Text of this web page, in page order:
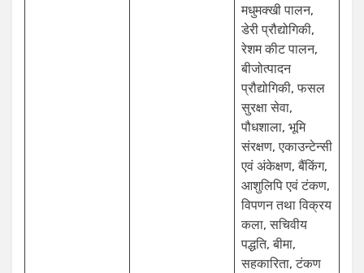
मधुमक्खी पालन,
डेरी प्रौद्योगिकी,
रेशम कीट पालन,
बीजोत्पादन
प्रौद्योगिकी, फसल
सुरक्षा सेवा,
पौधशाला, भूमि
संरक्षण, एकाउन्टेन्सी
एवं अंकेक्षण, बैंकिंग,
आशुलिपि एवं टंकण,
विपणन तथा विक्रय
कला, सचिवीय
पद्धति, बीमा,
सहकारिता, टंकण